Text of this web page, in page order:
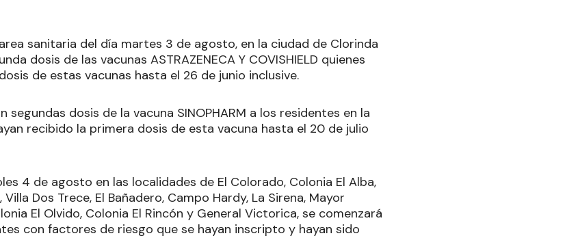
sanitaria del día martes 3 de agosto, en la ciudad de Clorinda
dosis de las vacunas ASTRAZENECA Y COVISHIELD quienes
de estas vacunas hasta el 26 de junio inclusive.
segundas dosis de la vacuna SINOPHARM a los residentes en la
recibido la primera dosis de esta vacuna hasta el 20 de julio
4 de agosto en las localidades de El Colorado, Colonia El Alba,
Dos Trece, El Bañadero, Campo Hardy, La Sirena, Mayor
El Olvido, Colonia El Rincón y General Victorica, se comenzará
con factores de riesgo que se hayan inscripto y hayan sido